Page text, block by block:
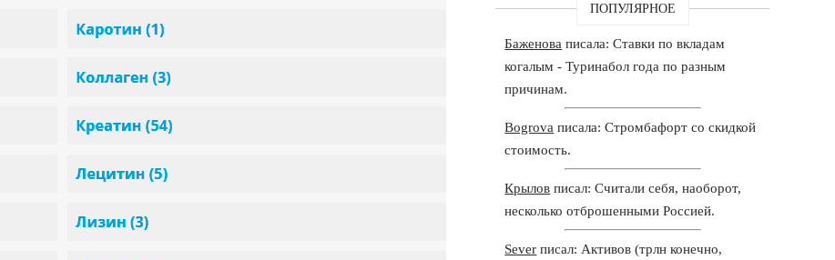
ПОПУЛЯРНОЕ
Баженова писала: Ставки по вкладам
когалым - Туринабол года по разным
причинам.
Bogrova писала: Стромбафорт со скидкой
стоимость.
Крылов писал: Считали себя, наоборот,
несколько отброшенными Россией.
Sever писал: Активов (трлн конечно,